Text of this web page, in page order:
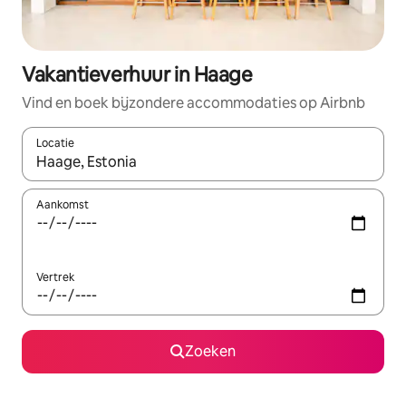
Vakantieverhuur in Haage
Vind en boek bijzondere accommodaties op Airbnb
Locatie
Wanneer er suggesties beschikbaar zijn, maak je een keuze
Aankomst
Vertrek
Zoeken